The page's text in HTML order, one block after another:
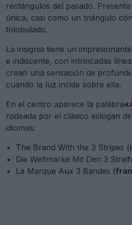
rectángulos del pasado.
única, casi como un triángulo
trilobulado.
La insignia tiene un
e iridiscente, con intrincadas
crean una sensación de
cuando la luz incide sobre ella.
En el centro aparece la palabra«
rodeada por el clásico eslogan
idiomas:
The Brand With the 3 Stripes (
Die Weltmarke Mit Den 3
La Marque Aux 3 Bandes (